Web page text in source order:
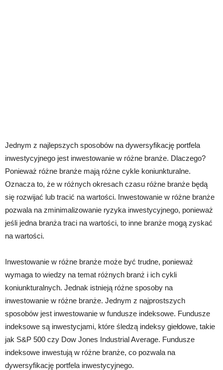
Jednym z najlepszych sposobów na dywersyfikację portfela
inwestycyjnego jest inwestowanie w różne branże. Dlaczego?
Ponieważ różne branże mają różne cykle koniunkturalne.
Oznacza to, że w różnych okresach czasu różne branże będą
się rozwijać lub tracić na wartości. Inwestowanie w różne branże
pozwala na zminimalizowanie ryzyka inwestycyjnego, ponieważ
jeśli jedna branża traci na wartości, to inne branże mogą zyskać
na wartości.
Inwestowanie w różne branże może być trudne, ponieważ
wymaga to wiedzy na temat różnych branż i ich cykli
koniunkturalnych. Jednak istnieją różne sposoby na
inwestowanie w różne branże. Jednym z najprostszych
sposobów jest inwestowanie w fundusze indeksowe. Fundusze
indeksowe są inwestycjami, które śledzą indeksy giełdowe, takie
jak S&P 500 czy Dow Jones Industrial Average. Fundusze
indeksowe inwestują w różne branże, co pozwala na
dywersyfikację portfela inwestycyjnego.